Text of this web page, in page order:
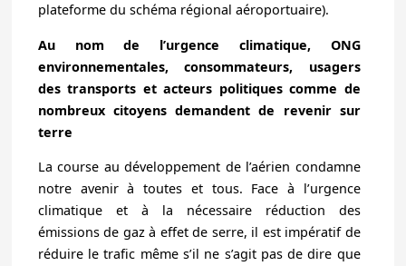
plateforme du schéma régional aéroportuaire).
Au nom de l’urgence climatique, ONG
environnementales, consommateurs, usagers
des transports et acteurs politiques comme de
nombreux citoyens demandent de revenir sur
terre
La course au développement de l’aérien condamne
notre avenir à toutes et tous. Face à l’urgence
climatique et à la nécessaire réduction des
émissions de gaz à effet de serre, il est impératif de
réduire le trafic même s’il ne s’agit pas de dire que